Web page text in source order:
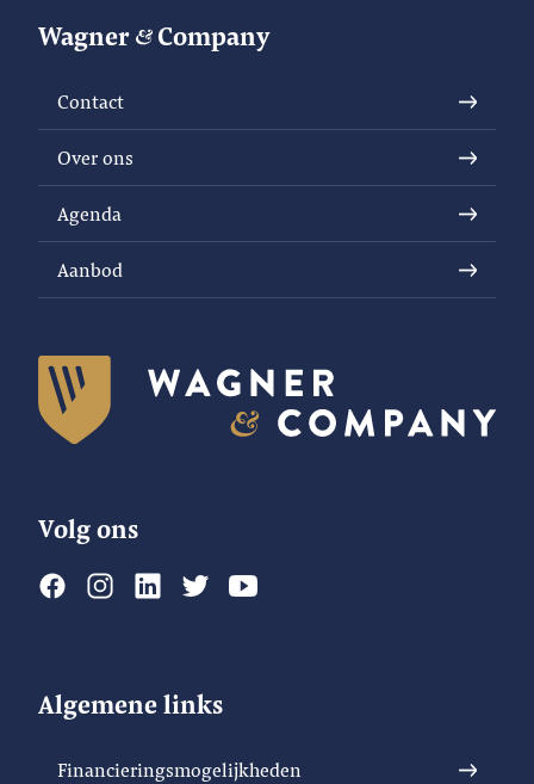
Wagner Company
Contact
Over ons
Agenda
Aanbod
Volg ons
Algemene links
Financieringsmogelijkheden